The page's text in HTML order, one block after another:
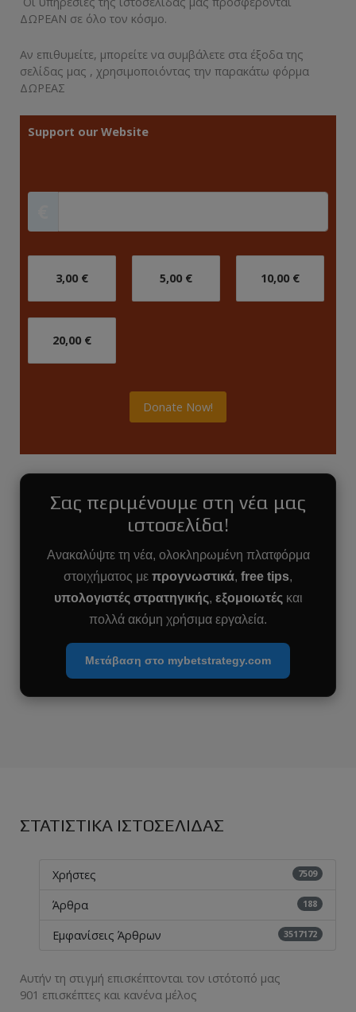
ΔΩΡΕΑΝ σε όλο τον κόσμο.
Αν επιθυμείτε, μπορείτε να συμβάλετε στα έξοδα της
σελίδας μας , χρησιμοποιόντας την παρακάτω φόρμα
ΔΩΡΕΑΣ
Support our Website
3,00 € 5,00 € 10,00 €
20,00 €
Donate Now!
Σας περιμένουμε στη νέα μας
ιστοσελίδα!
Ανακαλύψτε τη νέα, ολοκληρωμένη πλατφόρμα
στοιχήματος με προγνωστικά, free tips,
υπολογιστές στρατηγικής, εξομοιωτές και
πολλά ακόμη χρήσιμα εργαλεία.
Μετάβαση στο mybetstrategy.com
ΣΤΑΤΙΣΤΙΚΑ ΙΣΤΟΣΕΛΙΔΑΣ
Χρήστες 7509
Άρθρα 188
Εμφανίσεις Άρθρων 3517172
Αυτήν τη στιγμή επισκέπτονται τον ιστότοπό μας
901 επισκέπτες και κανένα μέλος